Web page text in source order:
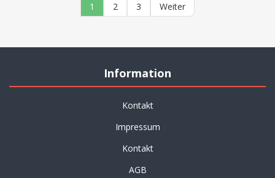
1 2 3 Weiter
Information
Kontakt
Impressum
Kontakt
AGB